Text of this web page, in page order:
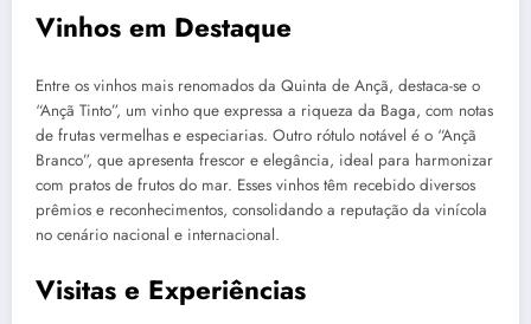
Vinhos em Destaque
Entre os vinhos mais renomados da Quinta de Ançã, destaca-se o
“Ançã Tinto”, um vinho que expressa a riqueza da Baga, com notas
de frutas vermelhas e especiarias. Outro rótulo notável é o “Ançã
Branco”, que apresenta frescor e elegância, ideal para harmonizar
com pratos de frutos do mar. Esses vinhos têm recebido diversos
prêmios e reconhecimentos, consolidando a reputação da vinícola
no cenário nacional e internacional.
Visitas e Experiências